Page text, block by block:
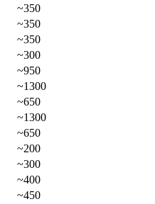
~350
~350
~350
~300
~950
~1300
~650
~1300
~650
~200
~300
~400
~450